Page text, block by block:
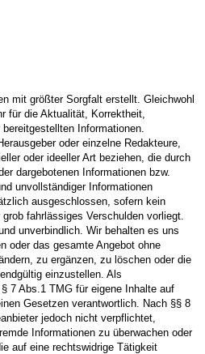
mit größter Sorgfalt erstellt. Gleichwohl
für die Aktualität, Korrektheit,
Informationen.
oder einzelne Redakteure,
oder ideeller Art beziehen, die durch
dargebotenen Informationen bzw.
unvollständiger Informationen
ausgeschlossen, sofern kein
fahrlässiges Verschulden vorliegt.
unverbindlich. Wir behalten es uns
oder das gesamte Angebot ohne
zu ergänzen, zu löschen oder die
einzustellen. Als
7 Abs.1 TMG für eigene Inhalte auf
Gesetzen verantwortlich. Nach §§ 8
jedoch nicht verpflichtet,
Informationen zu überwachen oder
auf eine rechtswidrige Tätigkeit